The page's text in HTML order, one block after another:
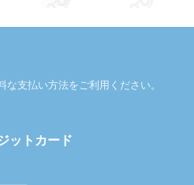
支払い方法をご利用ください。
ットカード